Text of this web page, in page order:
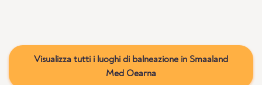
Visualizza tutti i luoghi di balneazione in Smaaland
Med Oearna